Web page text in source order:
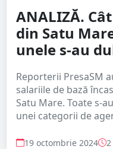
ANALIZĂ.
din Satu
unele s-au
Reporterii PresaSM
salariile de bază
Satu Mare. Toate s-
unei categorii de
19 octombrie 2024